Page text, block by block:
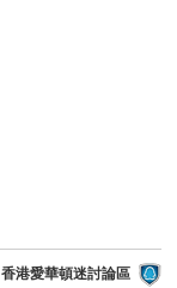
香港愛華頓迷討論區